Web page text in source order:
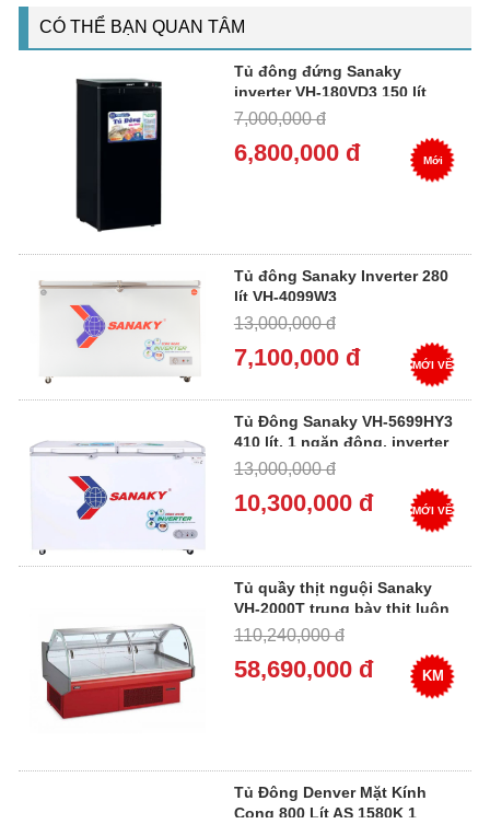
CÓ THỂ BẠN QUAN TÂM
Tủ đông đứng Sanaky
inverter VH-180VD3 150 lít
7,000,000 đ
6,800,000 đ Mới
Tủ đông Sanaky Inverter 280
lít VH-4099W3
13,000,000 đ
7,100,000 đ MỚI VỀ
Tủ Đông Sanaky VH-5699HY3
410 lít, 1 ngăn đông, inverter
13,000,000 đ
10,300,000 đ MỚI VỀ
Tủ quầy thịt nguội Sanaky
VH-2000T trung bày thịt luôn
tươi
110,240,000 đ
58,690,000 đ KM
Tủ Đông Denver Mặt Kính
Cong 800 Lít AS 1580K 1